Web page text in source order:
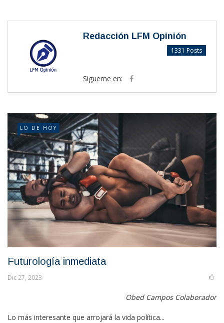
Redacción LFM Opinión
1331 Posts
Sigueme en:
LO DE HOY
Futurología inmediata
Dic 27, 2023
Obed Campos Colaborador
Lo más interesante que arrojará la vida política...